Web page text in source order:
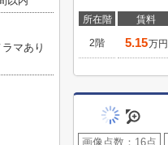
所在階 賃料
2階 5.15万円
画像点数： 16点
マあり